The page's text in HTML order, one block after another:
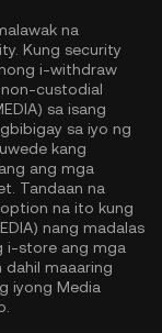
na
Kung security
i-withdraw
non-custodial
sa isang
sa iyo ng
kang
ang mga
Tandaan na
na ito kung
nang madalas
i-store ang mga
dahil maaaring
iyong Media